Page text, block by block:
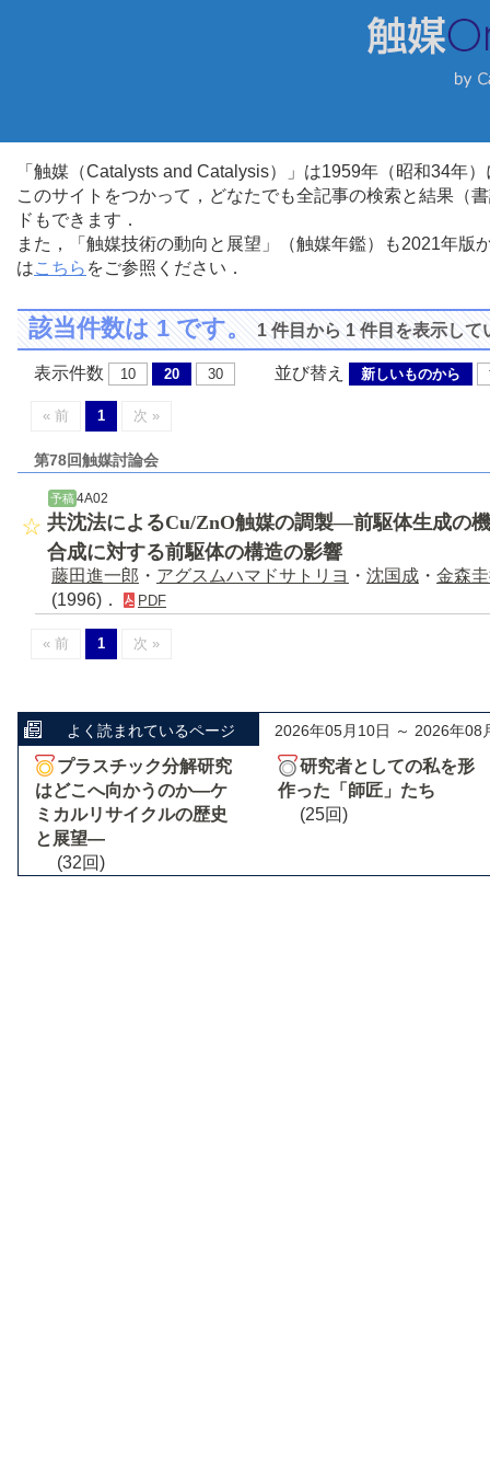
「触媒（Catalysts and Catalysis）」は1959年（昭和34年
このサイトをつかって，どなたでも全記事の検索と結果（
ドもできます．
また，「触媒技術の動向と展望」（触媒年鑑）も2021年
はこちら をご参照ください．
該当件数は 1 です。1 件目から 1 件目を表示して
表示件数 10 20 30 並び替え 新しいものから
« 前 1 次 »
第78回触媒討論会
予稿 4A02
共沈法によるCu/ZnO触媒の調製―前駆体生成の
合成に対する前駆体の構造の影響
藤田進一郎 ・ アグスムハマドサトリヨ ・ 沈国成 ・ 金森
(1996)．
PDF
« 前 1 次 »
よく読まれているページ 2026年05月10日 ～ 2026年08
プラスチック分解研究
はどこへ向かうのか―ケ
ミカルリサイクルの歴史
と展望―
(32回)
研究者としての私を形
作った「師匠」たち
(25回)